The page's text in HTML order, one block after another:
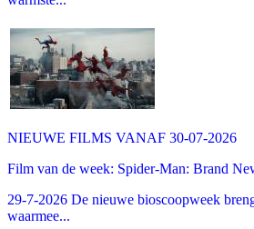
NIEUWE FILMS VANAF 30-07-2026
Film van de week: Spider-Man: Brand
29-7-2026 De nieuwe bioscoopweek
waarmee...